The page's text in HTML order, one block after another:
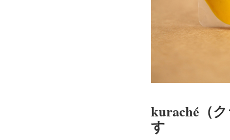
kuraché（
す